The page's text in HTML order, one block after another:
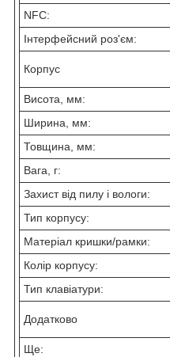
NFC:
Інтерфейсний роз'єм:
Корпус
Висота, мм:
Ширина, мм:
Товщина, мм:
Вага, г:
Захист від пилу і вологи:
Тип корпусу:
Матеріал кришки/рамки:
Колір корпусу:
Тип клавіатури:
Додатково
Ще: